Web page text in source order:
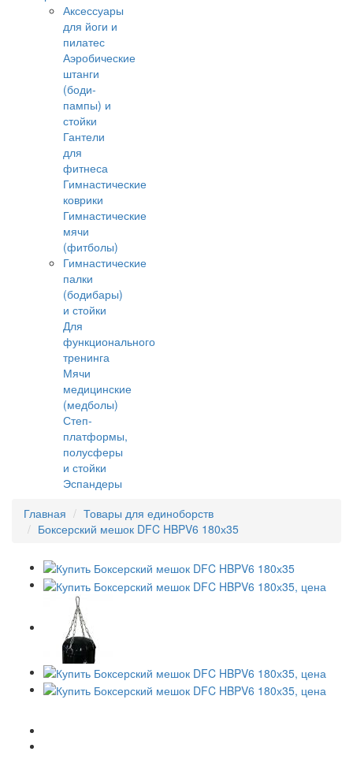
Аксессуары
для йоги и
пилатес
Аэробические
штанги
(боди-
пампы) и
стойки
Гантели
для
фитнеса
Гимнастические
коврики
Гимнастические
мячи
(фитболы)
Гимнастические
палки
(бодибары)
и стойки
Для
функционального
тренинга
Мячи
медицинские
(медболы)
Степ-
платформы,
полусферы
и стойки
Эспандеры
Главная
Товары для единоборств
Боксерский мешок DFC HBPV6 180х35